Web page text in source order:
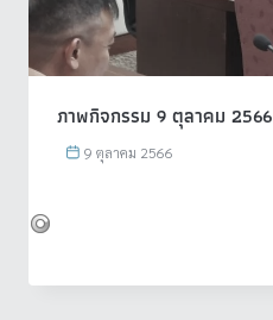
ภาพกิจกรรม 9 ตุลาคม 2566
9 ตุลาคม 2566